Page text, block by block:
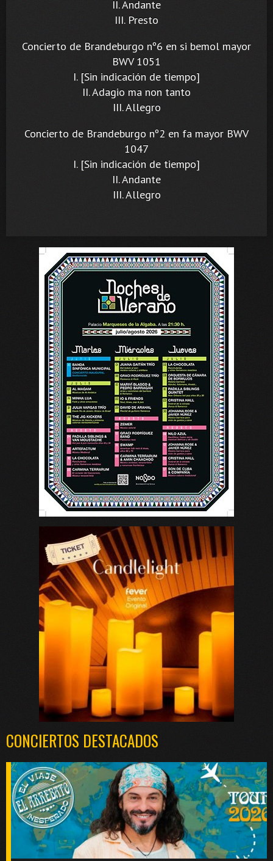
II. Andante
III. Presto
Concierto de Brandeburgo nº6 en si bemol mayor
BWV 1051
I. [Sin indicación de tiempo]
II. Adagio ma non tanto
III. Allegro
Concierto de Brandeburgo nº2 en fa mayor BWV
1047
I. [Sin indicación de tiempo]
II. Andante
III. Allegro
CONCIERTOS DESTACADOS